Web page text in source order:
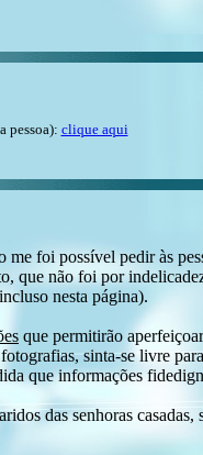
pessoa): clique aqui
foi possível pedir às
que não foi por
nesta página).
que permitirão
sinta-se livre
que informações
das senhoras